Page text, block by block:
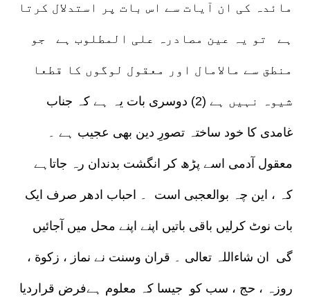
مائدہ کی ان آیات سے اس بات پر استدلال کرتا
ہے تو یہ عین مصادرہ علی المطلوب ہے جو
منطق سے مالامال اور معقول لوگوں کا قطعا
شیوہ نہیں ہے (2) دوسری بات یہ ہے کہ جناب
غامدی کا خود ساختہ تصورِ دین بھی عجیب ہے ۔
معقول آدمی اسے پڑھ کر انگشت بدندان رہ جاتاہے
کہ ، این چہ بوالعجبی است ۔ احباب ادھر صرف ایک
بات نوٹ کرلیں باقی باتیں اپنے اپنے محل میں آجائیں
گی ان شاءاللہ تعالی ۔ قران وسنت نے نماز ، زکوة ،
روزہ ، حج ، سب کو جیسا کہ معلوم ہےفرض قراردیا